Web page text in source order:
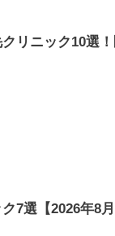
リニック10選
7選【2026年8